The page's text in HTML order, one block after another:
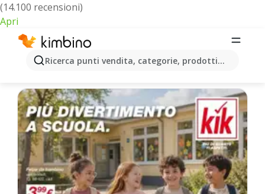
(14.100 recensioni)
Apri
Ricerca punti vendita, categorie, prodotti...
Cinquefrondi - Volantini più recenti